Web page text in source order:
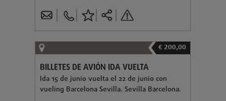
€ 200,00
BILLETES DE AVIÓN IDA VUELTA
Ida 15 de junio vuelta el 22 de junio con
vueling Barcelona Sevilla. Sevilla Barcelona.